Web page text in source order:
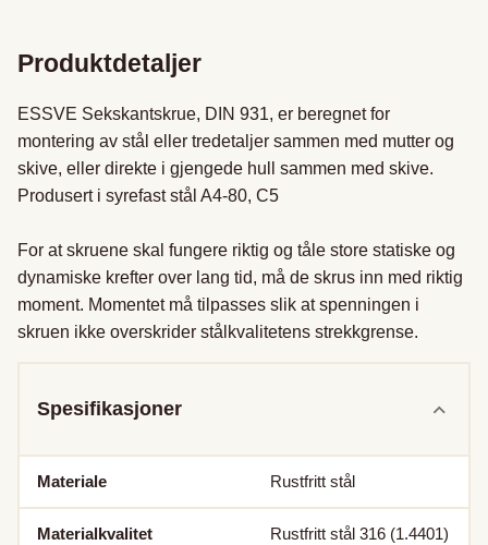
Produktdetaljer
ESSVE Sekskantskrue, DIN 931, er beregnet for
montering av stål eller tredetaljer sammen med mutter og
skive, eller direkte i gjengede hull sammen med skive.
Produsert i syrefast stål A4-80, C5
For at skruene skal fungere riktig og tåle store statiske og
dynamiske krefter over lang tid, må de skrus inn med riktig
moment. Momentet må tilpasses slik at spenningen i
skruen ikke overskrider stålkvalitetens strekkgrense.
Spesifikasjoner
Materiale Rustfritt stål
Materialkvalitet Rustfritt stål 316 (1.4401)